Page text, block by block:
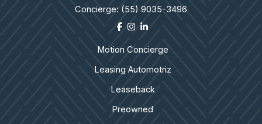
Concierge: (55) 9035-3496
Motion Concierge
Leasing Automotriz
Leaseback
Preowned